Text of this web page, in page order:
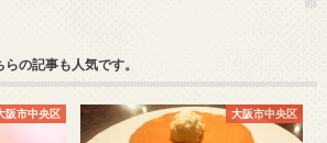
らの記事も人気です。
阪市中央区 大阪市中央区